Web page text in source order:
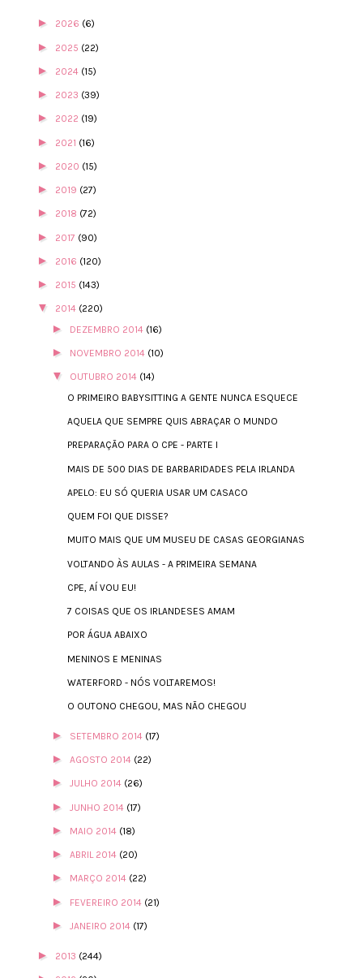
► 2026 (6)
► 2025 (22)
► 2024 (15)
► 2023 (39)
► 2022 (19)
► 2021 (16)
► 2020 (15)
► 2019 (27)
► 2018 (72)
► 2017 (90)
► 2016 (120)
► 2015 (143)
▼ 2014 (220)
► DEZEMBRO 2014 (16)
► NOVEMBRO 2014 (10)
▼ OUTUBRO 2014 (14)
O PRIMEIRO BABYSITTING A GENTE NUNCA ESQUECE
AQUELA QUE SEMPRE QUIS ABRAÇAR O MUNDO
PREPARAÇÃO PARA O CPE - PARTE I
MAIS DE 500 DIAS DE BARBARIDADES PELA IRLANDA
APELO: EU SÓ QUERIA USAR UM CASACO
QUEM FOI QUE DISSE?
MUITO MAIS QUE UM MUSEU DE CASAS GEORGIANAS
VOLTANDO ÀS AULAS - A PRIMEIRA SEMANA
CPE, AÍ VOU EU!
7 COISAS QUE OS IRLANDESES AMAM
POR ÁGUA ABAIXO
MENINOS E MENINAS
WATERFORD - NÓS VOLTAREMOS!
O OUTONO CHEGOU, MAS NÃO CHEGOU
► SETEMBRO 2014 (17)
► AGOSTO 2014 (22)
► JULHO 2014 (26)
► JUNHO 2014 (17)
► MAIO 2014 (18)
► ABRIL 2014 (20)
► MARÇO 2014 (22)
► FEVEREIRO 2014 (21)
► JANEIRO 2014 (17)
► 2013 (244)